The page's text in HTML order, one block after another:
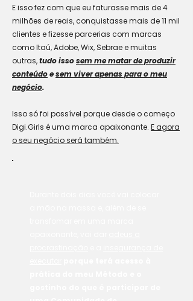
E isso fez com que eu faturasse mais de 4
milhões de reais, conquistasse mais de 11 mil
clientes e fizesse parcerias com marcas
como Itaú, Adobe, Wix, Sebrae e muitas
outras,tudo issosem me matar de produzir
conteúdoesem viver apenas para o meu
negócio.
Isso só foi possível porque desde o começo
Digi.Girls é uma marca apaixonante. E agora
o seu negócio será também.